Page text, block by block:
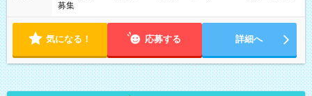
募集
気になる！ 応募する 詳細へ